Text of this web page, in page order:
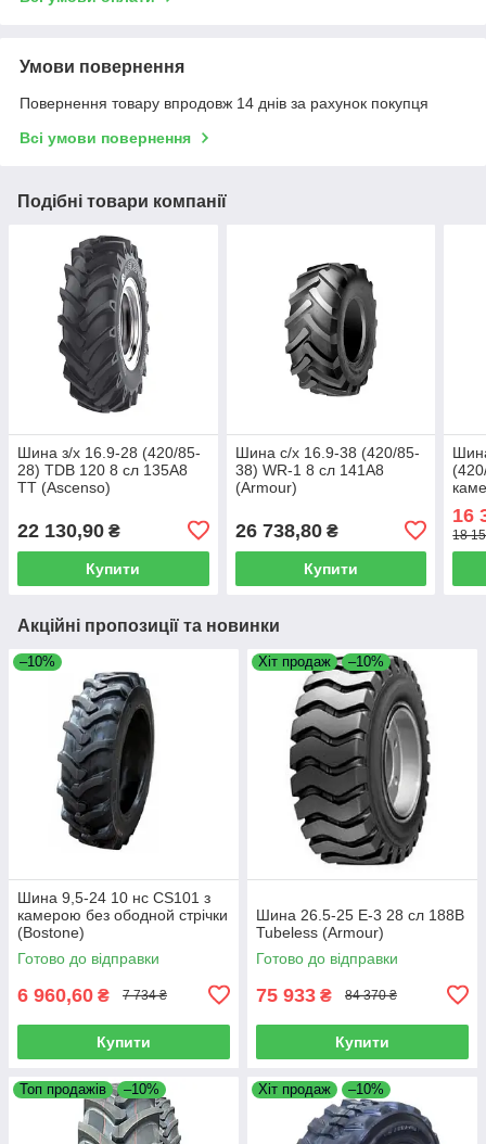
Умови повернення
Повернення товару впродовж 14 днів за рахунок покупця
Всі умови повернення
Подібні товари компанії
Шина з/х 16.9-28 (420/85-
28) TDB 120 8 сл 135A8
TT (Ascenso)
22 130,90 ₴
Купити
Шина с/х 16.9-38 (420/85-
38) WR-1 8 сл 141A8
(Armour)
26 738,80₴
Купити
16
18
Акційні пропозиції та новинки
–10%
Шина 9,5-24 10 нс CS101 з
камерою без ободной стрічки
(Bostone)
Готово до відправки
6 960,60 ₴ 7 734 ₴
Купити
Хіт продаж –10%
Шина 26.5-25 E-3 28 сл 188B
Tubeless (Armour)
Готово до відправки
75 933 ₴ 84 370 ₴
Купити
Топ продажів –10% Хіт продаж –10%